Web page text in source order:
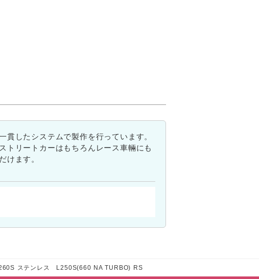
したシステムで製作を行っています。
トリートカーはもちろんレース車輛にも
けます。
ステンレス L250S(660 NA TURBO) RS